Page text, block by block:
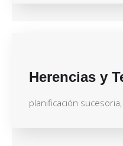
Herencias y
planificación